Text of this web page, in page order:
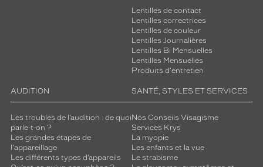
Lentilles de contact
Lentilles correctrices
Lentilles de couleur
Lentilles Journalières
Lentilles Bi Mensuelles
Lentilles Mensuelles
Produits d'entretien
AUDITION
Les troubles de l’audition : de quoi
parle-t-on ?
Les grandes étapes de
l'appareillage
Les différents types d’appareils
SANTÉ, STYLES ET SERVICES
Nos Conseils Visagisme
Services Krys
La myopie
Les enfants et la vue
Le strabisme